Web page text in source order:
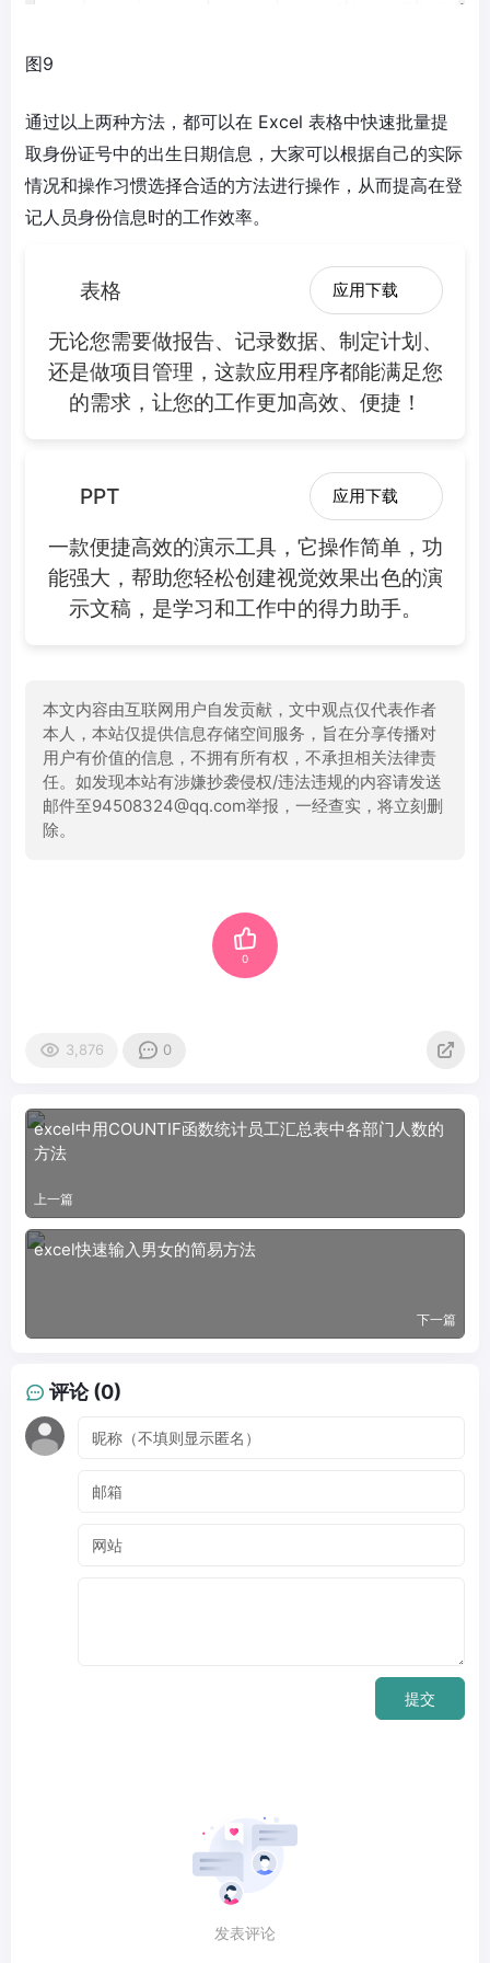
图9
通过以上两种方法，都可以在 Excel 表格中快速批量提
取身份证号中的出生日期信息，大家可以根据自己的实际
情况和操作习惯选择合适的方法进行操作，从而提高在登
记人员身份信息时的工作效率。
表格 应用下载
无论您需要做报告、记录数据、制定计划、
还是做项目管理，这款应用程序都能满足您
的需求，让您的工作更加高效、便捷！
PPT 应用下载
一款便捷高效的演示工具，它操作简单，功
能强大，帮助您轻松创建视觉效果出色的演
示文稿，是学习和工作中的得力助手。
本文内容由互联网用户自发贡献，文中观点仅代表作者
本人，本站仅提供信息存储空间服务，旨在分享传播对
用户有价值的信息，不拥有所有权，不承担相关法律责
任。如发现本站有涉嫌抄袭侵权/违法违规的内容请发送
邮件至94508324@qq.com举报，一经查实，将立刻删
除。
0
3,876 0
excel中用COUNTIF函数统计员工汇总表中各部门人数的
方法
上一篇
excel快速输入男女的简易方法
下一篇
评论 (0)
提交
发表评论